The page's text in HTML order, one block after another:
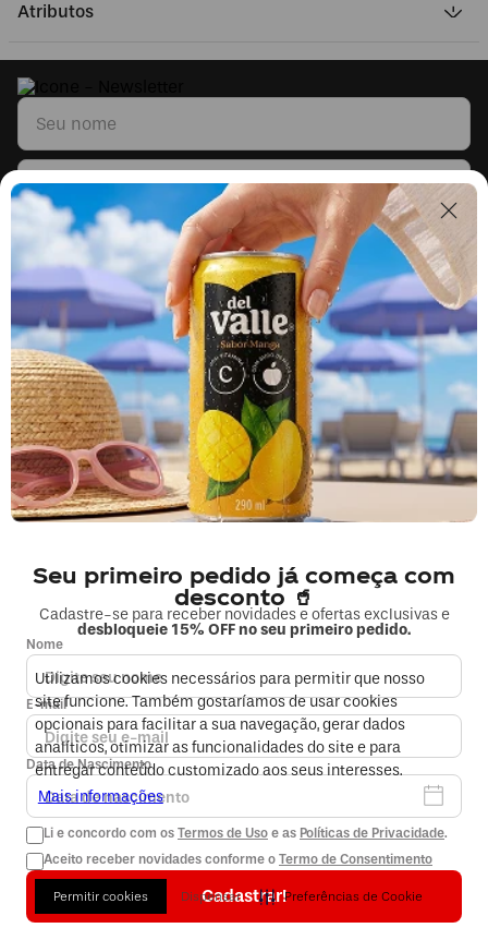
Utilizamos cookies necessários para permitir que nosso
site funcione. Também gostaríamos de usar cookies
opcionais para facilitar a sua navegação, gerar dados
analíticos, otimizar as funcionalidades do site e para
entregar conteúdo customizado aos seus interesses.
Mais informações
Permitir cookies Dispensar Preferências de Cookie
Seu primeiro pedido já começa com
desconto 🥤
Cadastre-se para receber novidades e ofertas exclusivas e
desbloqueie 15% OFF no seu primeiro pedido.
Nome
E-mail
Data de Nascimento
Li e concordo com os Termos de Uso e as Políticas de Privacidade.
Aceito receber novidades conforme o Termo de Consentimento
Cadastrar!
Atributos
Li e concordo com osTermos & Condições Políticas de Privacidade
Segunda a sexta, das 9h às 17h.
Exceto feriados.
0800 023 5338
Fale sobre seu pedido
EMPRESA
FORMAS DE PAGAMENTO E SEGURANÇA
Endereço: Rua André Rocha, n° 2.299, no município do Rio de Janeiro,
Estado do Rio de Janeiro, CEP: 22710-561